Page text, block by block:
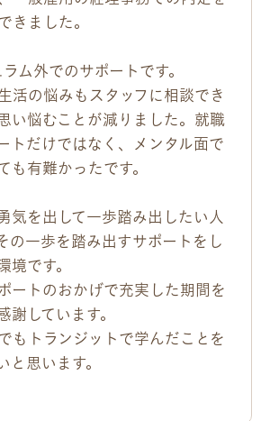
きました。
ム外でのサポートです。
活の悩みもスタッフに相談でき
い悩むことが減りました。就職
トだけではなく、メンタル面で
も有難かったです。
気を出して一歩踏み出したい人
の一歩を踏み出すサポートをし
境です。
ートのおかげで充実した期間を
謝しています。
もトランジットで学んだことを
と思います。